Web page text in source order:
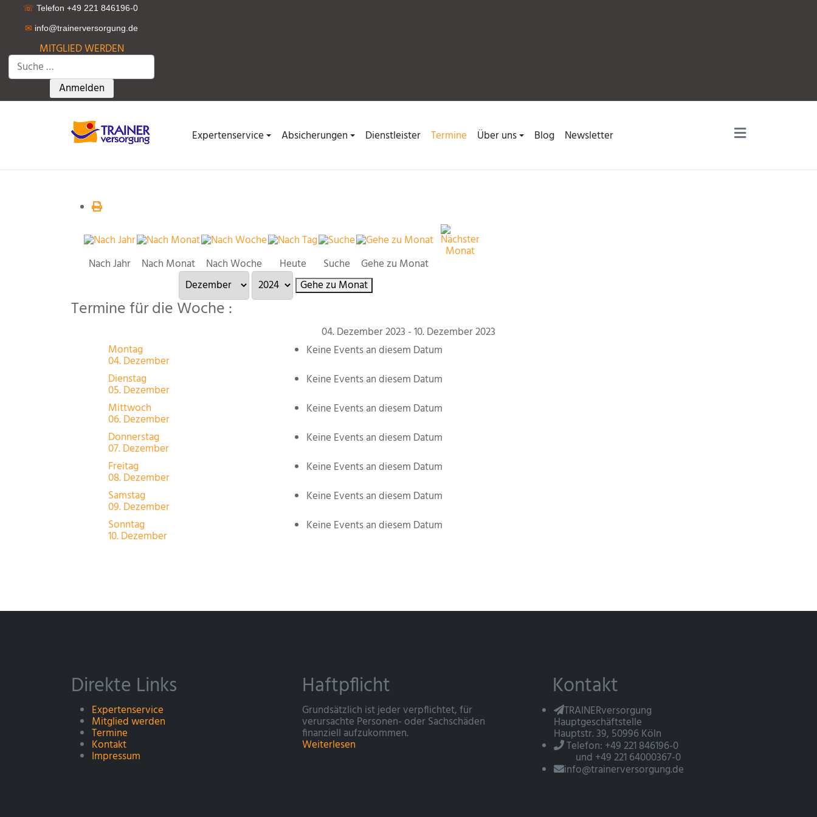
☏ Telefon +49 221 846196-0
✉ info@trainerversorgung.de
MITGLIED WERDEN
Suchen
Type 2 or more characters for results.
Anmelden
Expertenservice Absicherungen Dienstleister Termine Über uns Blog Newsletter
Nach Jahr Nach Monat Nach Woche Heute Suche
Gehe zu Monat
Gehe zu Monat
Termine für die Woche :
04. Dezember 2023 - 10. Dezember 2023
Montag
04. Dezember
Keine Events an diesem Datum
Dienstag
05. Dezember
Keine Events an diesem Datum
Mittwoch
06. Dezember
Keine Events an diesem Datum
Donnerstag
07. Dezember
Keine Events an diesem Datum
Freitag
08. Dezember
Keine Events an diesem Datum
Samstag
09. Dezember
Keine Events an diesem Datum
Sonntag
10. Dezember
Keine Events an diesem Datum
Direkte Links
Expertenservice
Mitglied werden
Termine
Kontakt
Impressum
Haftpflicht
Grundsätzlich ist jeder verpflichtet, für
verursachte Personen- oder Sachschäden
finanziell aufzukommen.
Weiterlesen
Kontakt
TRAINERversorgung
Hauptgeschäftstelle
Hauptstr. 39, 50996 Köln
Telefon: +49 221 846196-0
und +49 221 64000367-0
info@trainerversorgung.de